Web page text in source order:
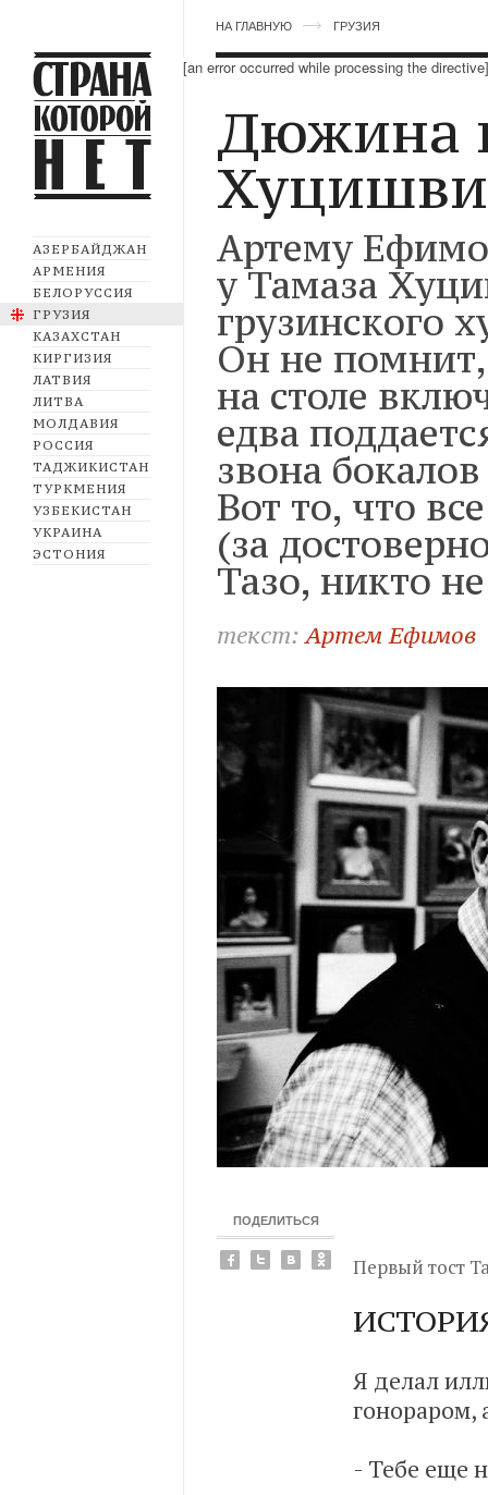
АЗЕРБАЙДЖАН
АРМЕНИЯ
БЕЛОРУССИЯ
ГРУЗИЯ
КАЗАХСТАН
КИРГИЗИЯ
ЛАТВИЯ
ЛИТВА
МОЛДАВИЯ
РОССИЯ
ТАДЖИКИСТАН
ТУРКМЕНИЯ
УЗБЕКИСТАН
УКРАИНА
ЭСТОНИЯ
НА ГЛАВНУЮ ГРУЗИЯ
[an error occurred while processing the directive]
Дюжина
Артему
у Тамаза
грузинского
Он не
на столе
едва
звона
Вот то, что
(за
Тазо, никто
текст:Артем Ефимов
ПОДЕЛИТЬСЯ
Первый тост
Я делал
гонораром,
- Тебе еще